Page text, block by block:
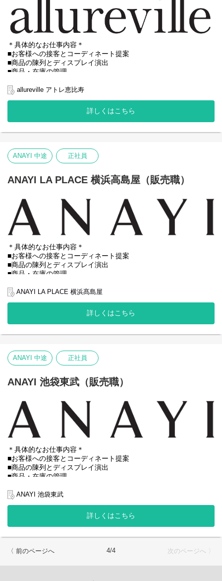
＊具体的なお仕事内容＊
■お客様への接客とコーディネート提案
■商品の陳列とディスプレイ演出
■商品・在庫の管理
■ECサイトでのスタイリング提案
★ホームページではスタッフおすすめのコーディネートの発信を
※試用期間：入社後6ヶ月間（待遇に変更はありません）
allureville アトレ恵比寿
詳しくはこちら
ANAYI 中途 正社員
ANAYI LA PLACE 横浜高島屋（販売職）
＊具体的なお仕事内容＊
■お客様への接客とコーディネート提案
■商品の陳列とディスプレイ演出
■商品・在庫の管理
■ECサイトでのスタイリング提案
■売上データの管理
★ホームページではスタッフおすすめのコーディネートの発信を
※試用期間：入社後6ヶ月間（待遇に変更はありません）
ANAYI LA PLACE 横浜髙島屋
詳しくはこちら
ANAYI 中途 正社員
ANAYI 池袋東武（販売職）
＊具体的なお仕事内容＊
■お客様への接客とコーディネート提案
■商品の陳列とディスプレイ演出
■商品・在庫の管理
■ECサイトでのスタイリング提案
★ホームページではスタッフおすすめのコーディネートの発信を
※試用期間：入社後6ヶ月間（待遇に変更はありません）
※初回配属は勤務可能地域内で適性をもとに決定いたします。
ANAYI 池袋東武
詳しくはこちら
〈 前のページへ 4/4 次のページへ 〉